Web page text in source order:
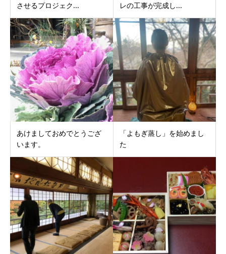
させるプロジェク...
レの工事が完成し...
あけましておめでとうござ
います。
「よもぎ蒸し」を始めまし
た